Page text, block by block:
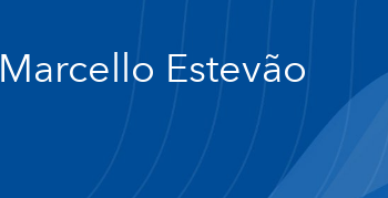
Marcello Estevão